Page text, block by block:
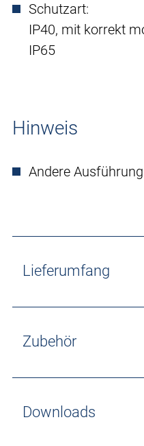
Schutzart:
IP40, mit korrekt
IP65
Hinweis
Andere
Lieferumfang
Zubehör
Downloads